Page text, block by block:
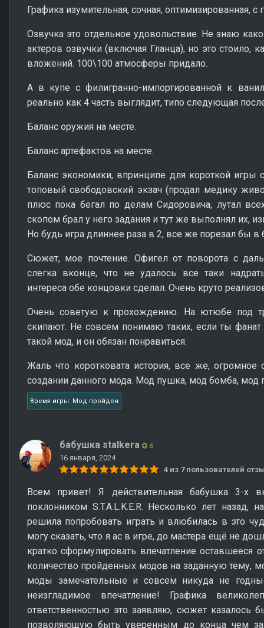
Графика изумительная, сочная, оптимизированная,
Озвучка это отдельное удовольствие. Не знаю
актеров озвучки (включая Гланца), но это стоило,
вложений. 100\100 атмосферы придало.
А в купе с филигранно-импортированной к
реально как 4 часть выглядит, типо следующая
Баланс оружия на месте.
Баланс артефактов на месте.
Баланс экономики, впринципе для короткой игры
топовый свободовский экзач (продал медику
плюс пока бегал по делам Сидоровича, лутал
скопом брал у него задания и тут же выполнял их,
Но будь игра длиннее раза в 2, все же порезал бы
Сюжет, мое почтение. Офигел от поворота с
слегка вконце, что не удалось все таки
интереса обе концовки сделал. Очень круто
Очень советую к прохождению. На ютюбе под
скипают. Не совсем понимаю таких, если ты фанат
такой мод, и он обязан понравиться.
Жаль что коротковата история, все же, огромное
создании данного мода. Мод пушка, мод бомба,
Время игры: Мод пройден
бабушка stalkera 6
16 января, 2024
4 из 7 пользователей
Всем привет! Я действительная бабушка 3-х
поклонником S.T.A.L.K.E.R. Несколько лет
решила попробовать играть и влюбилась в это
могу сказать, что я ас в игре, до мастера ещё не
кратко сформулировать впечатление оставшееся
количество пройденных модов на заданную тему,
моды замечательные и совсем никуда не
неизгладимое впечатление! Графика
ответственностью это заявляю, сюжет казалось
позволяющую быть уверенным до конца чем